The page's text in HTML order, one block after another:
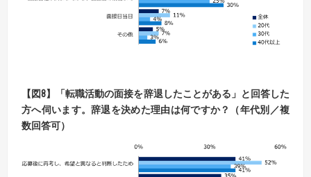
【 図8】
「転職活動の面接を辞退したことがある」と回答した
方へ伺います。辞退を決めた理由は何ですか？
（年代別／複
数回答可）